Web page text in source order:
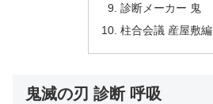
診断メーカー 鬼
柱合会議 産屋敷編
鬼滅の刃 診断 呼吸